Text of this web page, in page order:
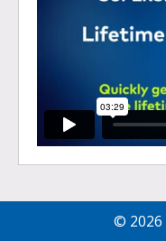
© 2026